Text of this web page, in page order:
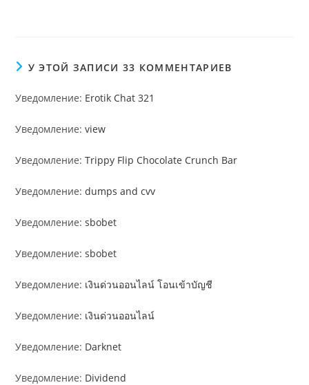
У ЭТОЙ ЗАПИСИ 33 КОММЕНТАРИЕВ
Уведомление: Erotik Chat 321
Уведомление:view
Уведомление:Trippy Flip Chocolate Crunch Bar
Уведомление:dumps and cvv
Уведомление:sbobet
Уведомление:sbobet
Уведомление: เงินด่วนออนไลน์ โอนเข้าบัญชี
Уведомление: เงินด่วนออนไลน์
Уведомление: Darknet
Уведомление: Dividend